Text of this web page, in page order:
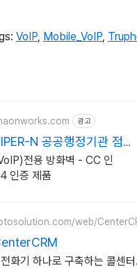
VoIP, Mobile_VoIP,
광고
N 공공행정기관 점유
전용 방화벽 - CC 인
인증 제품
web/
화기 하나로 구축하는 콜센